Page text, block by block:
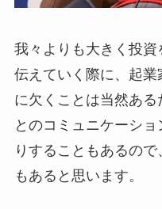
我々よりも大きく投
伝えていく際に、起
に欠くことは当然あ
とのコミュニケーシ
りすることもあるの
もあると思います。